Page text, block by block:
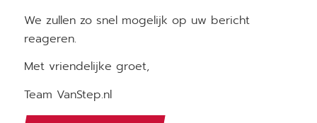
We zullen zo snel mogelijk op uw bericht
reageren.
Met vriendelijke groet,
Team VanStep.nl